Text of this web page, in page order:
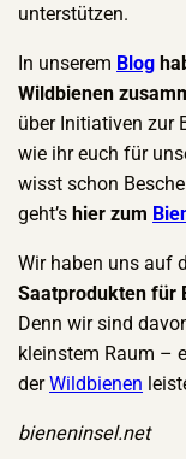
unterstützen.
In unserem Blog
Wildbienen
über Initiativen zur
wie ihr euch für
wisst schon
geht’shier zum
Wir haben uns auf
Saatprodukten für
Denn wir sind
kleinstem Raum –
derWildbienen
bieneninsel.net